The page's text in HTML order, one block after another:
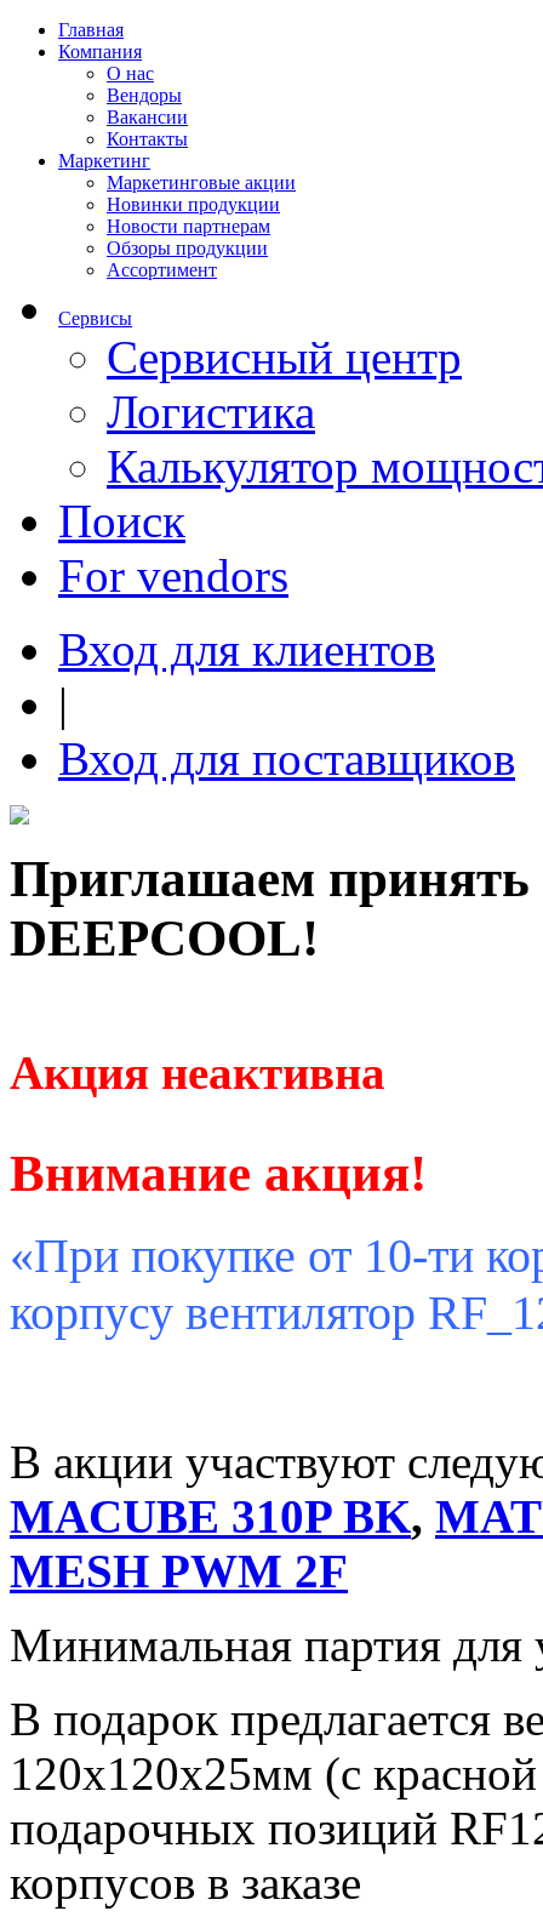
Главная
Компания
О нас
Вендоры
Вакансии
Контакты
Маркетинг
Маркетинговые акции
Новинки продукции
Новости партнерам
Обзоры продукции
Ассортимент
Сервисы
Сервисный центр
Логистика
Калькулятор
Поиск
For vendors
Вход для клиентов
|
Вход для поставщиков
Приглашаем принять
DEEPCOOL!
Акция неактивна
Внимание акция!
«При покупке от 10-ти
корпусу вентилятор
В акции участвуют
MACUBE 310P BK,
MESH PWM 2F
Минимальная партия для
В подарок предлагается
120x120x25мм (с красной
подарочных позиций
корпусов в заказе